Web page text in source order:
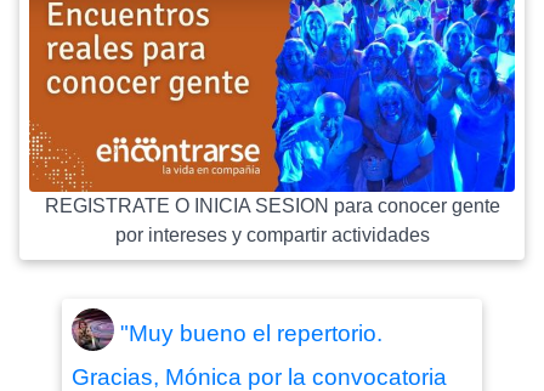
REGISTRATE O INICIA SESION para conocer gente
por intereses y compartir actividades
"Muy bueno el repertorio.
Gracias, Mónica por la convocatoria